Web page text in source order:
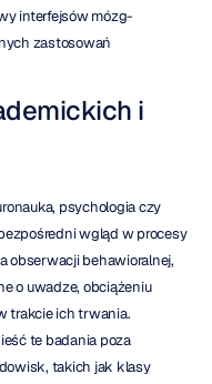
interfejsów mózg-
zastosowań
i
psychologia czy
wgląd w procesy
obserwacji behawioralnej,
o uwadze, obciążeniu
trakcie ich trwania.
te badania poza
takich jak klasy